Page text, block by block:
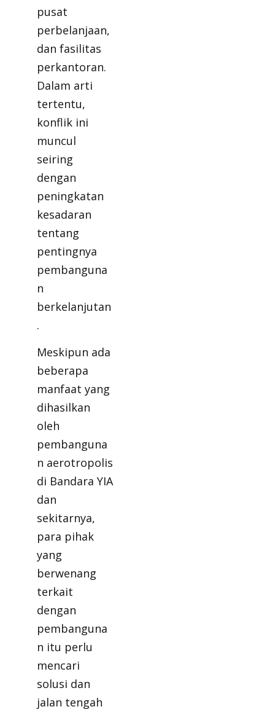
pusat
perbelanjaan,
dan fasilitas
perkantoran.
Dalam arti
tertentu,
konflik ini
muncul
seiring
dengan
peningkatan
kesadaran
tentang
pentingnya
pembanguna
n
berkelanjutan
.
Meskipun ada
beberapa
manfaat yang
dihasilkan
oleh
pembanguna
n aerotropolis
di Bandara YIA
dan
sekitarnya,
para pihak
yang
berwenang
terkait
dengan
pembanguna
n itu perlu
mencari
solusi dan
jalan tengah